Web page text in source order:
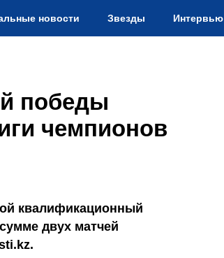
новости Звезды Интервью
победы
чемпионов
квалификационный
двух матчей